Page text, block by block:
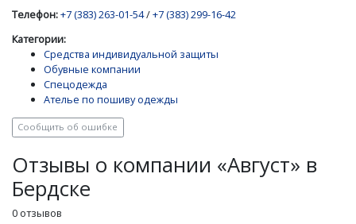
Телефон:+7 (383) 263-01-54/+7 (383) 299-16-42
Категории:
Средства индивидуальной защиты
Обувные компании
Спецодежда
Ателье по пошиву одежды
Сообщить об ошибке
Отзывы о компании «Август» в
Бердске
0 отзывов